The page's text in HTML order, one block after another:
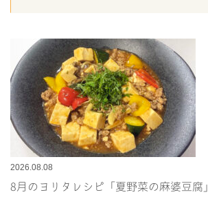
2026.08.08
8月のヨリタレシピ「夏野菜の麻婆豆腐」